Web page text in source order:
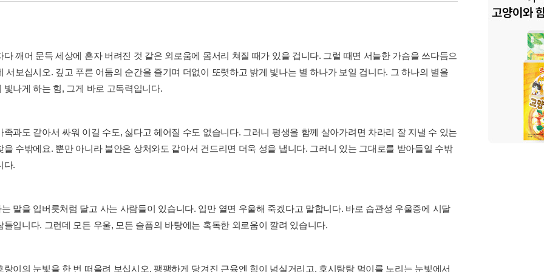
다 깨어 문득 세상에 혼자 버려진 것 같은 외로움에 몸서리 쳐질 때가 있을 겁니다. 그럴 때면 서늘한 가슴을 쓰다듬으
서보십시오. 깊고 푸른 어둠의 순간을 즐기며 더없이 또렷하고 밝게 빛나는 별 하나가 보일 겁니다. 그 하나의 별을
빛나게 하는 힘, 그게 바로 고독력입니다.
족과도 같아서 싸워 이길 수도, 싫다고 헤어질 수도 없습니다. 그러니 평생을 함께 살아가려면 차라리 잘 지낼 수 있는
을 수밖에요. 뿐만 아니라 불안은 상처와도 같아서 건드리면 더욱 성을 냅니다. 그러니 있는 그대로를 받아들일 수밖
다.
말을 입버릇처럼 달고 사는 사람들이 있습니다. 입만 열면 우울해 죽겠다고 말합니다. 바로 습관성 우울증에 시달
들입니다. 그런데 모든 우울, 모든 슬픔의 바탕에는 혹독한 외로움이 깔려 있습니다.
랑이의 눈빛을 한 번 떠올려 보십시오. 팽팽하게 당겨진 근육엔 힘이 넘실거리고, 호시탐탐 먹이를 노리는 눈빛에서